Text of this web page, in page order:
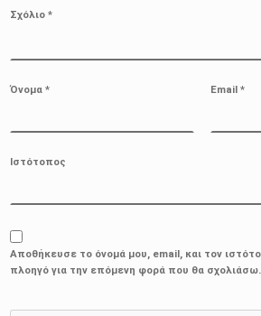
Σχόλιο*
Όνομα* Email *
Ιστότοπος
Αποθήκευσε το όνομά μου, email, και τον
πλοηγό για την επόμενη φορά που θα σχολιάσω.